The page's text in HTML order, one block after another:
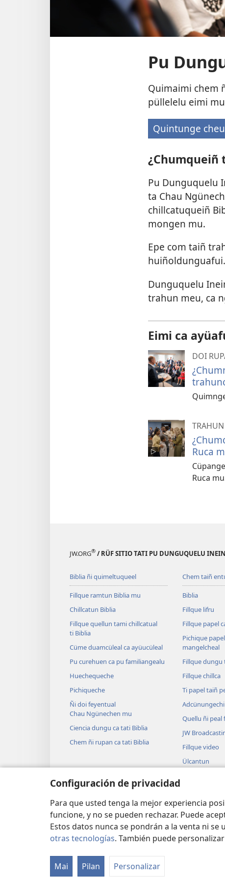
Configuración de privacidad
Para que usted tenga la mejor experiencia
funcione, y no se pueden rechazar. Puede
Estos datos nunca se pondrán a la venta ni
otras tecnologías. También puede
Mai Pilan Personalizar
Pu
Quimaimi chem
püllelelu eimi
Quintunge
hue
¿Chumqueiñ
Pu Dunguquelu
ta Chau
chillcatuqueiñ
mongen mu.
Epe com taiñ
Dunguquelu
trahun meu, ca
Eimi ca
DOI
TRAHUN
Ruca
Ruca
JW.ORG® / RÜF SITIO TATI PU DUNGUQUELU
Biblia ñi quimeltuqueel
Fillque ramtun Biblia mu
Chillcatun Biblia
Fillque quellun tami chillcatual
ti Biblia
Cüme duamcüleal ca ayüucüleal
Pu curehuen ca pu familiangealu
Huechequeche
Pichiqueche
Ñi doi feyentual
Chau Ngünechen mu
Ciencia dungu ca tati Biblia
Chem ñi rupan ca tati Biblia
Chem taiñ
Biblia
Fillque lifru
Fillque papel
Pichique
mangelcheal
Fillque
Fillque chillca
Ti papel taiñ
Quellu ñi peal
JW
Fillque video
Ülcantun
Biblia meu
Copyright© 2026 Watch Tower Bible and